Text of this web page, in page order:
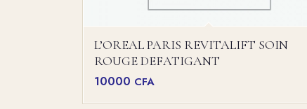
L’OREAL PARIS REVITALIFT SOIN
ROUGE DEFATIGANT
10000 CFA